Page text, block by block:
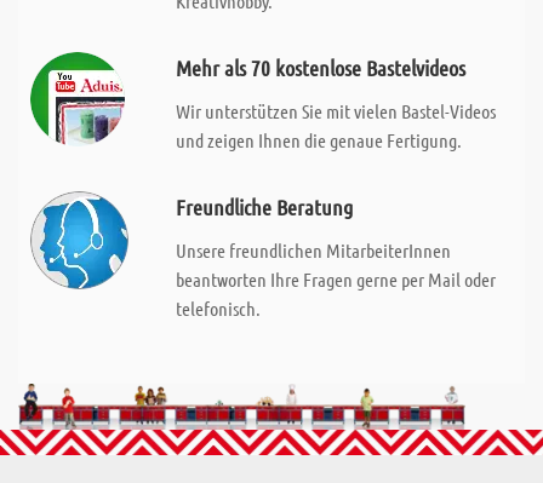
Mehr als 70 kostenlose Bastelvideos
Wir unterstützen Sie mit vielen Bastel-Videos
und zeigen Ihnen die genaue Fertigung.
Freundliche Beratung
Unsere freundlichen MitarbeiterInnen
beantworten Ihre Fragen gerne per Mail oder
telefonisch.